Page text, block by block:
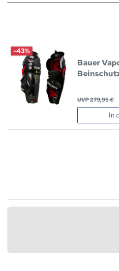
-43%
Bauer
UVP 279,95 €
In